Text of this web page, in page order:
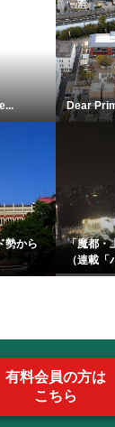
Dear
勢から
「魔都・
（連載
有料会員の方は
こちら